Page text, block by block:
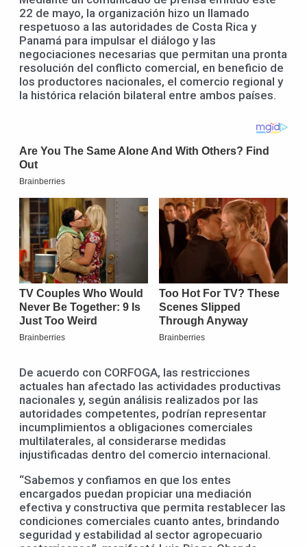
22 de mayo, la organización hizo un llamado
respetuoso a las autoridades de Costa Rica y
Panamá para impulsar el diálogo y las
negociaciones necesarias que permitan una pronta
resolución del conflicto comercial, en beneficio de
los productores nacionales, el comercio regional y
la histórica relación bilateral entre ambos países.
De acuerdo con CORFOGA, las restricciones
actuales han afectado las actividades productivas
nacionales y, según análisis realizados por las
autoridades competentes, podrían representar
incumplimientos a obligaciones comerciales
multilaterales, al considerarse medidas
injustificadas dentro del comercio internacional.
“Sabemos y confiamos en que los entes
encargados puedan propiciar una mediación
efectiva y constructiva que permita restablecer las
condiciones comerciales cuanto antes, brindando
seguridad y estabilidad al sector agropecuario